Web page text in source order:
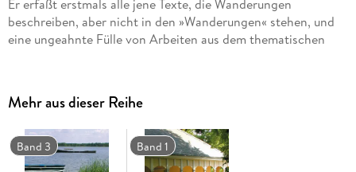
Er erfaßt erstmals alle jene Texte, die Wanderungen
beschreiben, aber nicht in den »Wanderungen« stehen, und
eine ungeahnte Fülle von Arbeiten aus dem thematischen
der in hinreißenden Feuilletons nach Gütergotz und
Schönhausen, nach Luckenwalde und Stendal führt, aber
auch »Vaterländische Reiterbilder« beschreibt und Thaer und
seine Mitstreiter porträtiert.
Mehr aus dieser Reihe
Band 3 Band 1